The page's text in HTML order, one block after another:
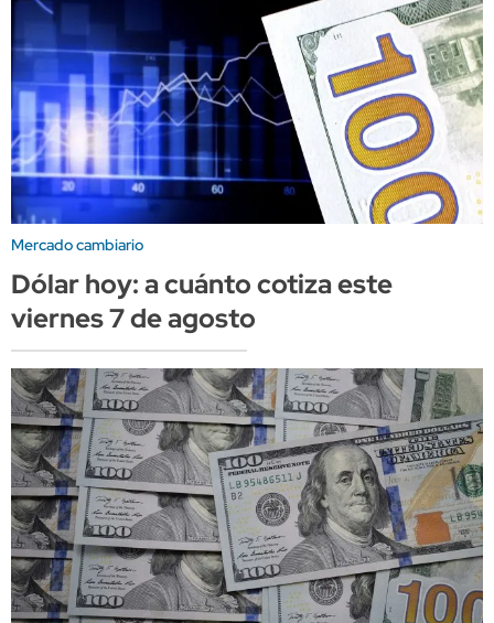
Mercado cambiario
Dólar hoy: a cuánto cotiza este
viernes 7 de agosto